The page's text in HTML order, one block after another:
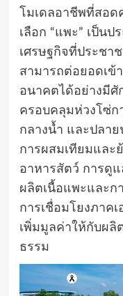
โมเดลอาชีพที่สอ
เลือก “แพะ” เป็นป
เศรษฐกิจที่ประชา
สามารถต่อยอดเข้
อนาคตได้อย่างมีศั
ครอบคลุมห่วงโซ่ก
กลางน้ำ และปลาย
การผสมเทียมและ
อาหารสัตว์ การดู
ผลิตเนื้อแพะและ
การเชื่อมโยงภาค
เพิ่มมูลค่าให้กับผ
ธรรม